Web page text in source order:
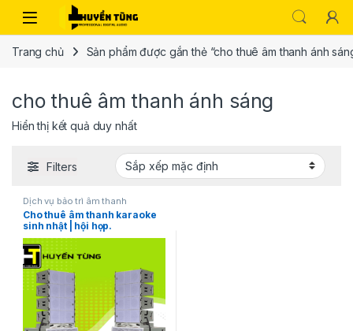
Trang chủ Sản phẩm được gắn thẻ “cho thuê âm thanh ánh
cho thuê âm thanh ánh sáng
Hiển thị kết quả duy nhất
Filters
Dịch vụ bảo trì âm thanh
Cho thuê âm thanh karaoke
sinh nhật | hội họp.